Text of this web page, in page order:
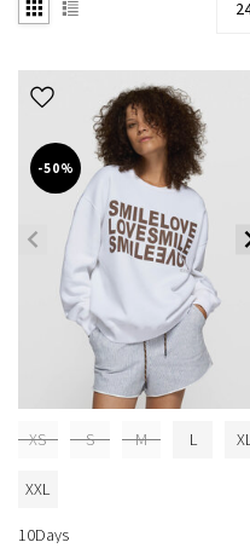
-50%
XS S M L
XXL
10Days